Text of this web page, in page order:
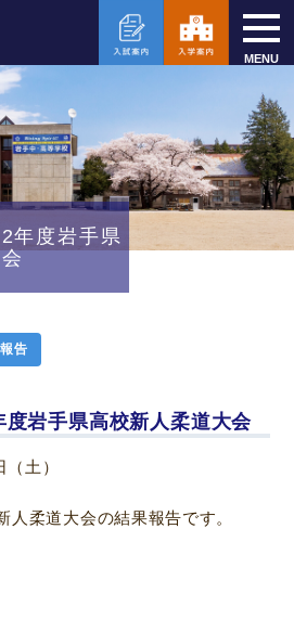
MENU
2年度岩手県
告
度岩手県高校新人柔道大会
土）
人柔道大会の結果報告です。